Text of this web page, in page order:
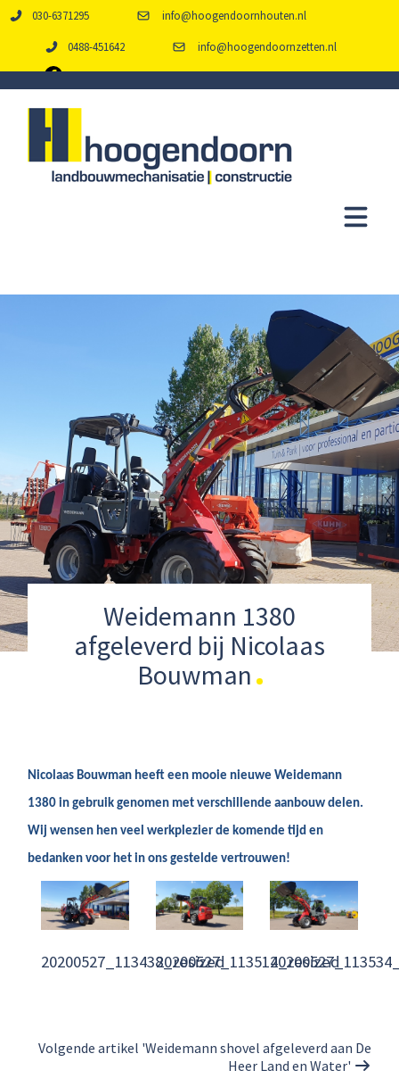
030-6371295 info@hoogendoornhouten.nl
0488-451642 info@hoogendoornzetten.nl
Weidemann 1380
afgeleverd bij Nicolaas
Bouwman
Nicolaas Bouwman heeft een mooie nieuwe Weidemann
1380 in gebruik genomen met verschillende aanbouw delen.
Wij wensen hen veel werkplezier de komende tijd en
bedanken voor het in ons gestelde vertrouwen!
20200527_113438_resized20200527_113514_resized
Volgende artikel 'Weidemann shovel afgeleverd aan De
Heer Land en Water'